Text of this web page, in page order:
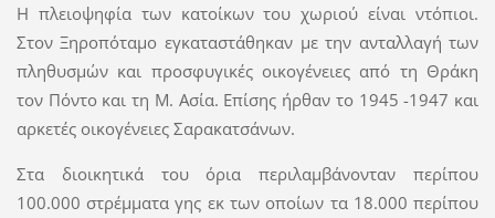
Η πλειοψηφία των κατοίκων του χωριού είναι ντόπιοι.
Στον Ξηροπόταμο εγκαταστάθηκαν με την ανταλλαγή των
πληθυσμών και προσφυγικές οικογένειες από τη Θράκη
τον Πόντο και τη Μ. Ασία. Επίσης ήρθαν το 1945 -1947 και
αρκετές οικογένειες Σαρακατσάνων.
Στα διοικητικά του όρια περιλαμβάνονταν περίπου
100.000 στρέμματα γης εκ των οποίων τα 18.000 περίπου